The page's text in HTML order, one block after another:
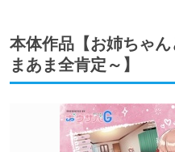
本体作品【お姉ちゃ
まあま全肯定～】